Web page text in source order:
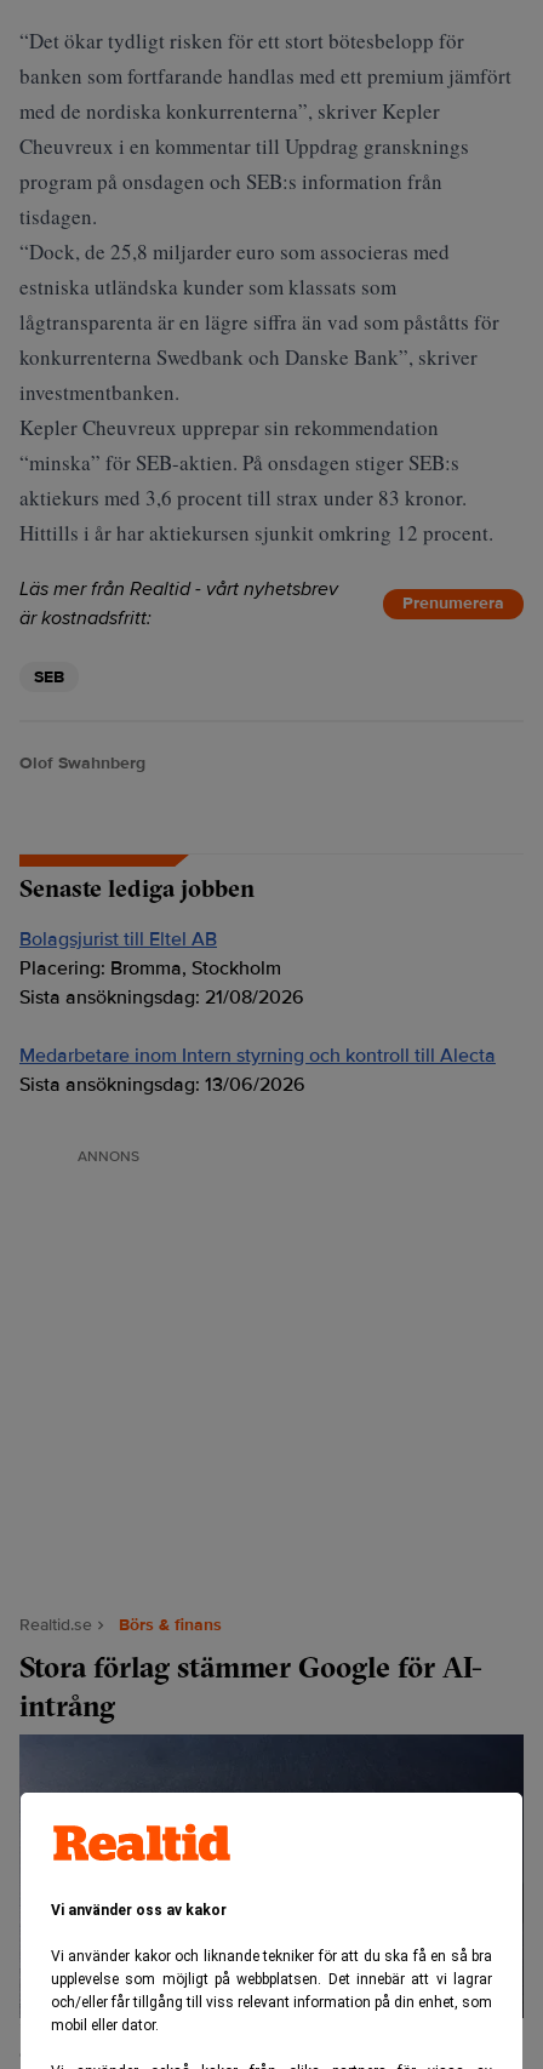
Vi använder oss av kakor
Vi använder kakor och liknande tekniker för att du ska få en så bra
upplevelse som möjligt på webbplatsen. Det innebär att vi lagrar
och/eller får tillgång till viss relevant information på din enhet, som
mobil eller dator.
“Det ökar tydligt risken för ett stort bötesbelopp för
banken som fortfarande handlas med ett premium jämfört
med de nordiska konkurrenterna”, skriver Kepler
Cheuvreux i en kommentar till Uppdrag gransknings
program på onsdagen och SEB:s information från
tisdagen.
“Dock, de 25,8 miljarder euro som associeras med
estniska utländska kunder som klassats som
lågtransparenta är en lägre siffra än vad som påståtts för
konkurrenterna Swedbank och Danske Bank”, skriver
investmentbanken.
Kepler Cheuvreux upprepar sin rekommendation
“minska” för SEB-aktien. På onsdagen stiger SEB:s
aktiekurs med 3,6 procent till strax under 83 kronor.
Hittills i år har aktiekursen sjunkit omkring 12 procent.
Läs mer från Realtid - vårt nyhetsbrev
är kostnadsfritt:
Prenumerera
SEB
Olof Swahnberg
Senaste lediga jobben
Bolagsjurist till Eltel AB
Placering: Bromma, Stockholm
Sista ansökningsdag: 21/08/2026
Medarbetare inom Intern styrning och kontroll till Alecta
Sista ansökningsdag: 13/06/2026
ANNONS
Realtid.se Börs & finans
Stora förlag stämmer Google för AI-
intrång
”I sin desperata strävan att behålla sin dominans på internet
övergav Google sitt tidigare motto ’Don’t be evil’”, står det i